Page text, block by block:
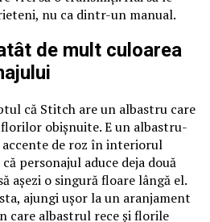
nu ca dintr-un manual.
de mult culoarea
că Stitch are un albastru care
obișnuite. E un albastru-
de roz în interiorul
personajul aduce deja două
așezi o singură floare lângă el.
ajungi ușor la un aranjament
care albastrul rece și florile